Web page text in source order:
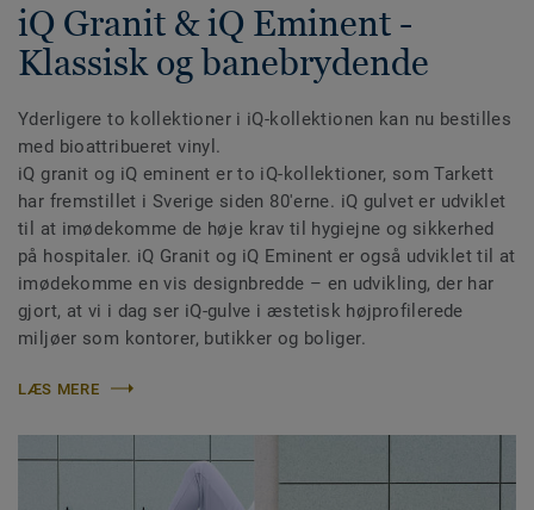
iQ Granit & iQ Eminent -
Klassisk og banebrydende
Yderligere to kollektioner i iQ-kollektionen kan nu bestilles
med bioattribueret vinyl.
iQ granit og iQ eminent er to iQ-kollektioner, som Tarkett
har fremstillet i Sverige siden 80'erne. iQ gulvet er udviklet
til at imødekomme de høje krav til hygiejne og sikkerhed
på hospitaler. iQ Granit og iQ Eminent er også udviklet til at
imødekomme en vis designbredde – en udvikling, der har
gjort, at vi i dag ser iQ-gulve i æstetisk højprofilerede
miljøer som kontorer, butikker og boliger.
LÆS MERE